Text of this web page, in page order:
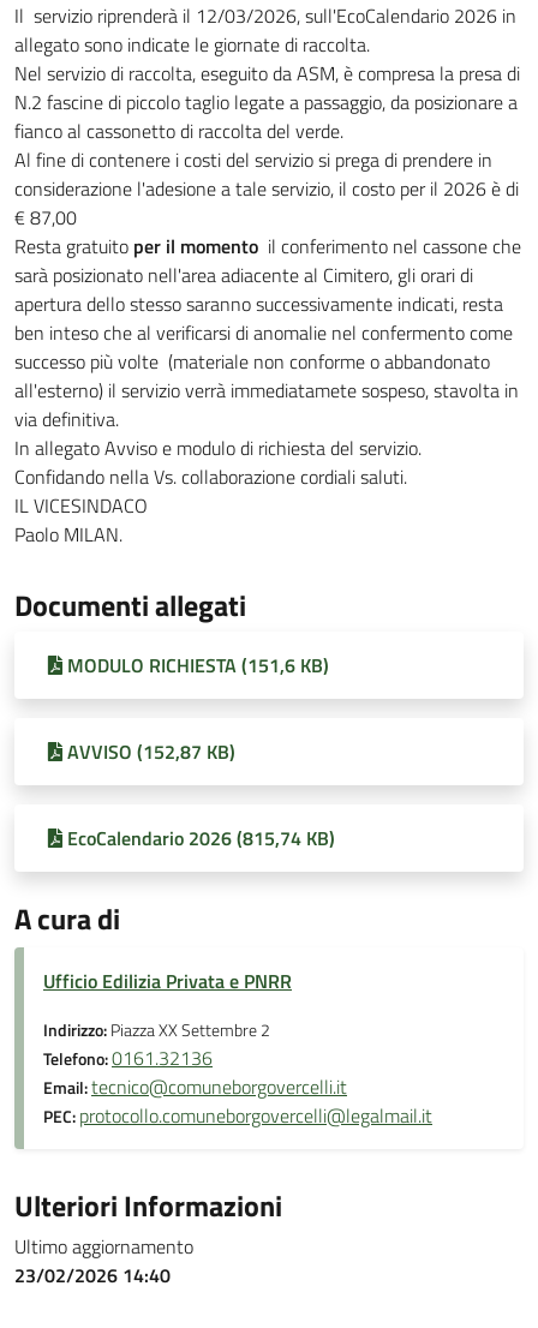
Il servizio riprenderà il 12/03/2026, sull'EcoCalendario 2026 in
allegato sono indicate le giornate di raccolta.
Nel servizio di raccolta, eseguito da ASM, è compresa la presa di
N.2 fascine di piccolo taglio legate a passaggio, da posizionare a
fianco al cassonetto di raccolta del verde.
Al fine di contenere i costi del servizio si prega di prendere in
considerazione l'adesione a tale servizio, il costo per il 2026 è di
€ 87,00
Resta gratuito per il momento il conferimento nel cassone che
sarà posizionato nell'area adiacente al Cimitero, gli orari di
apertura dello stesso saranno successivamente indicati, resta
ben inteso che al verificarsi di anomalie nel confermento come
successo più volte (materiale non conforme o abbandonato
all'esterno) il servizio verrà immediatamete sospeso, stavolta in
via definitiva.
In allegato Avviso e modulo di richiesta del servizio.
Confidando nella Vs. collaborazione cordiali saluti.
IL VICESINDACO
Paolo MILAN.
Documenti allegati
MODULO RICHIESTA (151,6 KB)
AVVISO (152,87 KB)
EcoCalendario 2026 (815,74 KB)
A cura di
Ufficio Edilizia Privata e PNRR
Indirizzo:Piazza XX Settembre 2
Telefono:0161.32136
Email:tecnico@comuneborgovercelli.it
PEC:protocollo.comuneborgovercelli@legalmail.it
Ulteriori Informazioni
Ultimo aggiornamento
23/02/2026 14:40